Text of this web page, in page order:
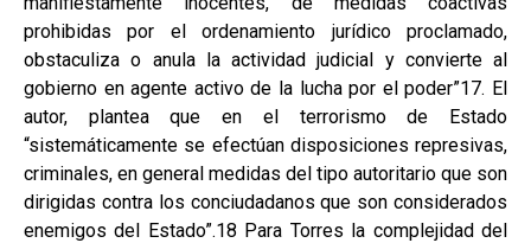
prohibidas por el ordenamiento jurídico proclamado,
obstaculiza o anula la actividad judicial y convierte al
gobierno en agente activo de la lucha por el poder”17. El
autor, plantea que en el terrorismo de Estado
“sistemáticamente se efectúan disposiciones represivas,
criminales, en general medidas del tipo autoritario que son
dirigidas contra los conciudadanos que son considerados
enemigos del Estado”.18 Para Torres la complejidad del